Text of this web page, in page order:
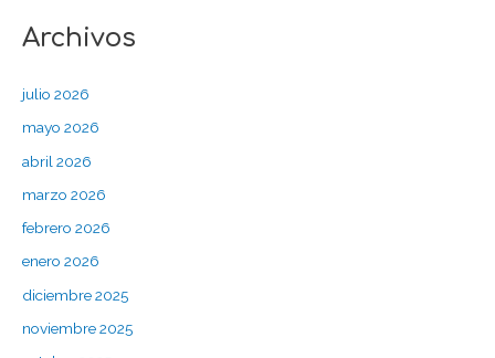
a
r
:
Archivos
julio 2026
mayo 2026
abril 2026
marzo 2026
febrero 2026
enero 2026
diciembre 2025
noviembre 2025